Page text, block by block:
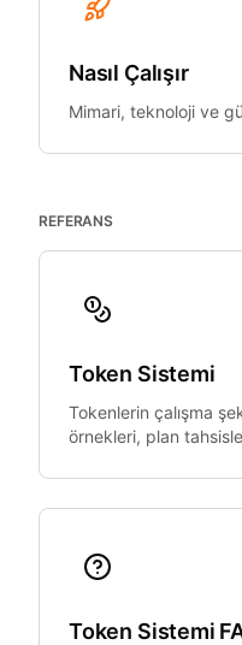
Nasıl Çalışır
Mimari, teknoloji ve
REFERANS
Token Sistemi
Tokenlerin çalışma
örnekleri, plan
Token Sistemi